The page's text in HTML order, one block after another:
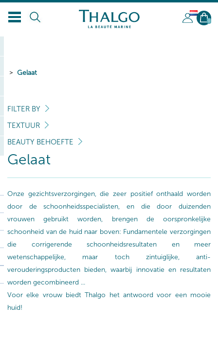
NL
0
Gelaat
FILTER BY
TEXTUUR
BEAUTY BEHOEFTE
Gelaat
Onze gezichtsverzorgingen, die zeer positief onthaald worden
door de schoonheidsspecialisten, en die door duizenden
vrouwen gebruikt worden, brengen de oorspronkelijke
schoonheid van de huid naar boven: Fundamentele verzorgingen
die corrigerende schoonheidsresultaten en meer
wetenschappelijke, maar toch zintuiglijke, anti-
verouderingsproducten bieden, waarbij innovatie en resultaten
worden gecombineerd ...
Voor elke vrouw biedt Thalgo het antwoord voor een mooie
huid!